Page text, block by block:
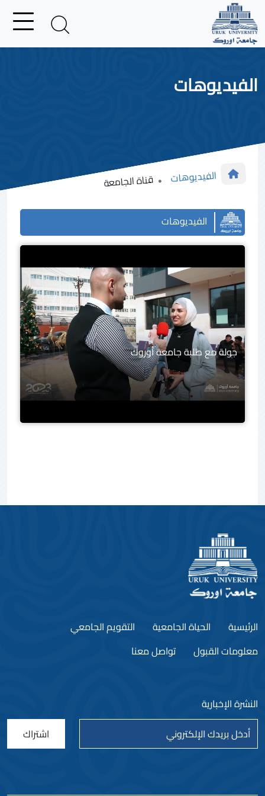
الفيديوهات
الفيديوهات قناة الجامعة
الفيديوهات
جولة مع طلبة جامعة أوروك
الرئيسية الحياة الجامعية
التقويم الجامعي
معلومات القبول
تواصل معنا
النشرة الإخبارية
اشتراك